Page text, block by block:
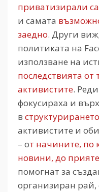
приватизирали
и самата
заедно. Други
политиката на
използване на
последствията от
активистите.
фокусираха и
в
активистите и
– от начините, по
новини, до
помогнат за
организиран рай,